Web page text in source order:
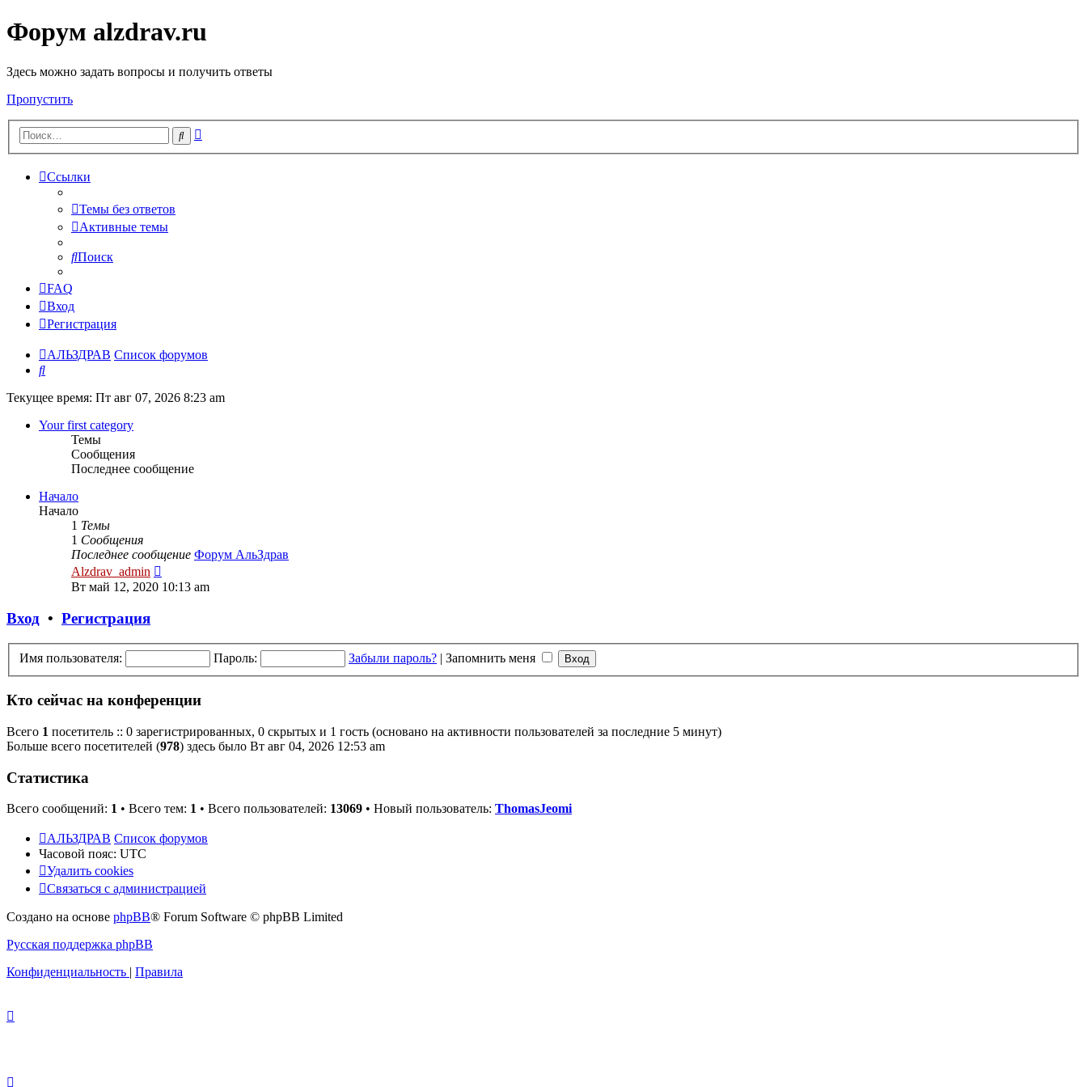
Форум alzdrav.ru
Здесь можно задать вопросы и получить ответы
Пропустить
Поиск
Ссылки
Темы без ответов
Активные темы
Поиск
FAQ
Вход
Регистрация
АЛЬЗДРАВ Список форумов
Поиск
Текущее время: Пт авг 07, 2026 8:23 am
Your first category
Темы
Сообщения
Последнее сообщение
Начало
Начало
1 Темы
1 Сообщения
Последнее сообщение Форум АльЗдрав
Alzdrav_admin
к
Вт май 12, 2020 10:13 am
Вход • Регистрация
Имя пользователя: Пароль: Забыли пароль? | Запомнить меня
Кто сейчас на конференции
Всего 1 посетитель :: 0 зарегистрированных, 0 скрытых и 1 гость (основано на активности пользователей за последние 5 минут)
Больше всего посетителей (978) здесь было Вт авг 04, 2026 12:53 am
Статистика
Всего сообщений: 1 • Всего тем: 1 • Всего пользователей: 13069 • Новый пользователь: ThomasJeomi
АЛЬЗДРАВ Список форумов
Часовой пояс: UTC
Удалить cookies
Связаться с администрацией
Создано на основе phpBB® Forum Software © phpBB Limited
Русская поддержка phpBB
Конфиденциальность | Правила